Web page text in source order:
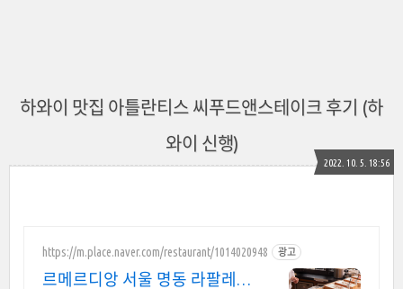
하와이 맛집 아틀란티스 씨푸드앤스테이크 후기 (하
와이 신행)
2022. 10. 5. 18:56
https://m.place.naver.com/restaurant/1014020948 광고
르메르디앙 서울 명동 라팔레트